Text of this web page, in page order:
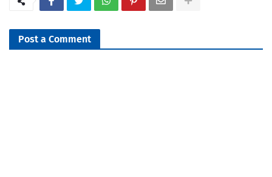
Post a Comment